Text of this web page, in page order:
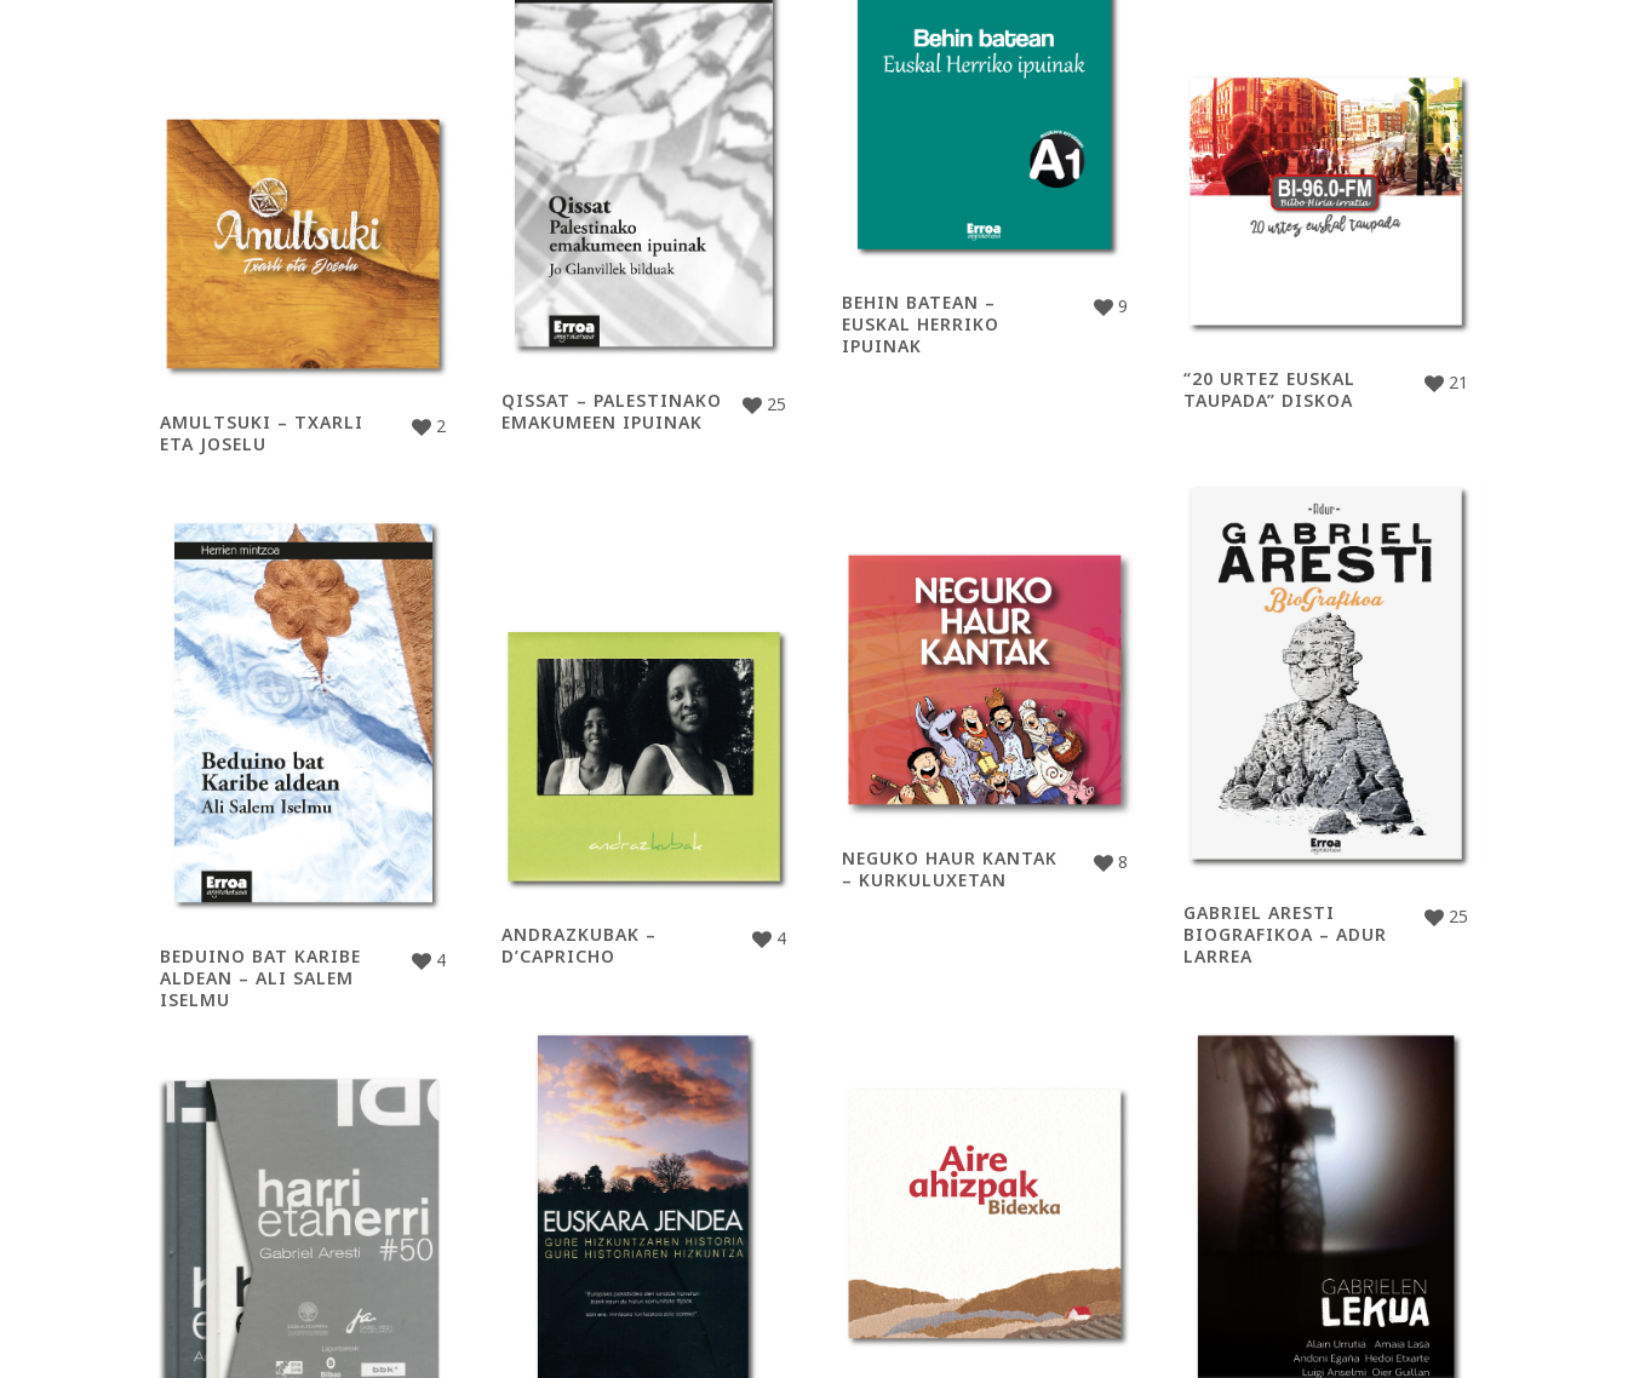
9
BEHIN BATEAN –
EUSKAL HERRIKO
IPUINAK
21
“20 URTEZ EUSKAL
TAUPADA” DISKOA
25
QISSAT – PALESTINAKO
EMAKUMEEN IPUINAK
2
AMULTSUKI – TXARLI
ETA JOSELU
8
NEGUKO HAUR KANTAK
– KURKULUXETAN
25
GABRIEL ARESTI
BIOGRAFIKOA – ADUR
LARREA
4
ANDRAZKUBAK –
D’CAPRICHO
4
BEDUINO BAT KARIBE
ALDEAN – ALI SALEM
ISELMU